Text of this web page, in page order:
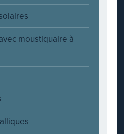
moustiquaire à